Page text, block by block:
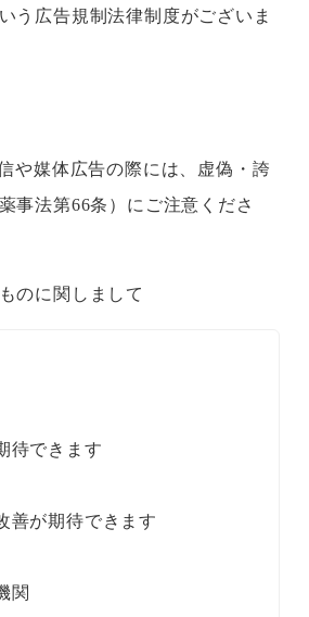
う広告規制法律制度がございま
や媒体広告の際には、虚偽・誇
事法第66条）にご注意くださ
のに関しまして
待できます
善が期待できます
関